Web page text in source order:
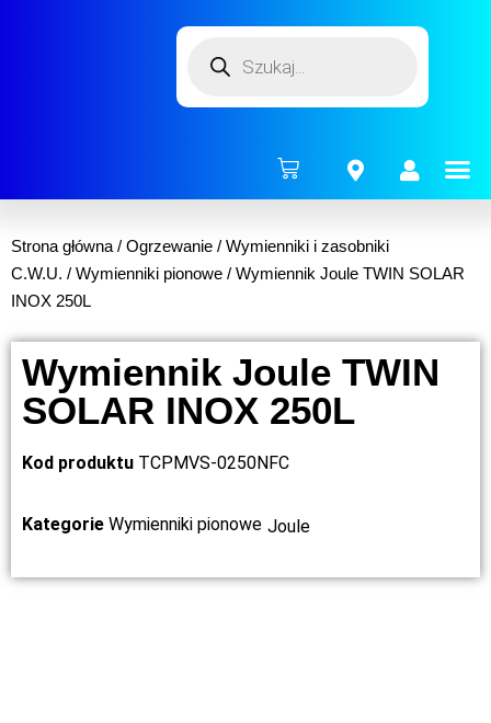
Strona główna / Ogrzewanie / Wymienniki i zasobniki
C.W.U. / Wymienniki pionowe / Wymiennik Joule TWIN SOLAR
INOX 250L
Wymiennik Joule TWIN
SOLAR INOX 250L
Kod produktu TCPMVS-0250NFC
Kategorie Wymienniki pionowe Joule